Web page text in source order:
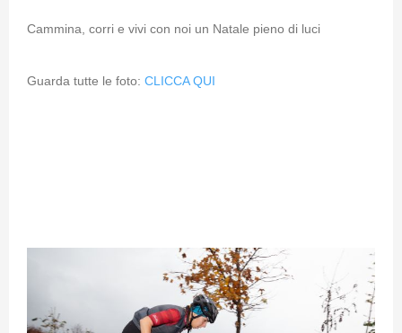
Cammina, corri e vivi con noi un Natale pieno di luci
Guarda tutte le foto: CLICCA QUI